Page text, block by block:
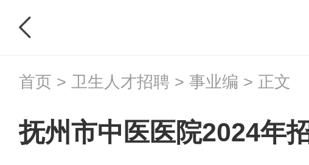
首页 > 卫生人才招聘 > 事业编 > 正文
抚州市中医医院2024年